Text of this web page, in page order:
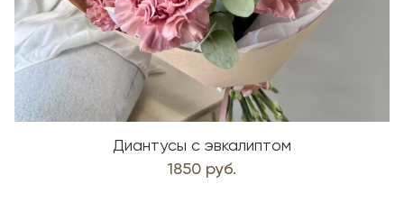
Диантусы с эвкалиптом
1850 руб.